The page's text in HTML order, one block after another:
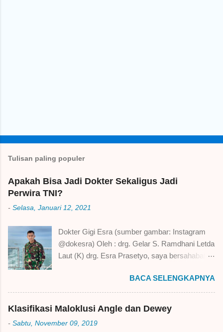
t
g
K
o
m
n
a
r
Tulisan paling populer
Apakah Bisa Jadi Dokter Sekaligus Jadi
Perwira TNI?
- Selasa, Januari 12, 2021
Dokter Gigi Esra (sumber gambar: Instagram
@dokesra) Oleh : drg. Gelar S. Ramdhani Letda
Laut (K) drg. Esra Prasetyo, saya bersahabat
menempuh S1 Pendidikan Dokter Gigi di
Jurusan Kedokteran Gigi Fakultas Kedokteran
Universitas Jenderal Soedirman (Unsoed)
Purwokerto, saya angkatan 2009 dan beliau
angkatan 2010. Setelah lulus menjadi dokter
BACA SELENGKAPNYA
Klasifikasi Maloklusi Angle dan Dewey
- Sabtu, November 09, 2019